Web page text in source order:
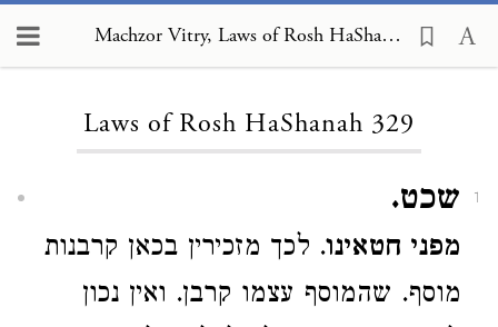
Machzor Vitry, Laws of Rosh HaShanah 329
Laws of Rosh HaShanah 329
1 שכט.
מפני חטאינו. לכך מזכירין בכאן קרבנות
מוסף. שהמוסף עצמו קרבן. ואין נכון